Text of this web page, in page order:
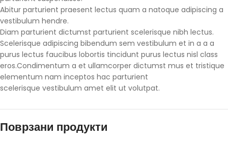
Abitur parturient praesent lectus quam a natoque adipiscing a
vestibulum hendre.
Diam parturient dictumst parturient scelerisque nibh lectus.
Scelerisque adipiscing bibendum sem vestibulum et in a a a
purus lectus faucibus lobortis tincidunt purus lectus nisl class
eros.Condimentum a et ullamcorper dictumst mus et tristique
elementum nam inceptos hac parturient
scelerisque vestibulum amet elit ut volutpat.
Поврзани продукти